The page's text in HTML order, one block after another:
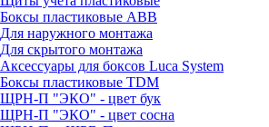
Боксы пластиковые ABB
Для наружного монтажа
Для скрытого монтажа
Аксессуары для боксов Luca System
Боксы пластиковые TDM
ЩРН-П "ЭКО" - цвет бук
ЩРН-П "ЭКО" - цвет сосна